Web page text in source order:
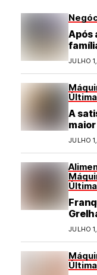
Após
JULHO
A
JULHO
com
JULHO